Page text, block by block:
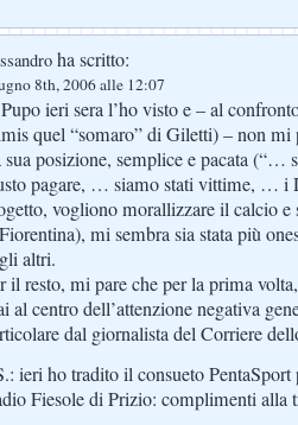
ha scritto:
8th, 2006 alle 12:07
ieri sera l’ho visto e – al
quel “somaro” di Giletti) – non mi
posizione, semplice e pacata (“…
pagare, … siamo stati vittime, … i
vogliono morallizzare il calcio e
mi sembra sia stata più
altri.
il resto, mi pare che per la prima
al centro dell’attenzione negativa
dal giornalista del Corriere
ieri ho tradito il consueto PentaSport
Fiesole di Prizio: complimenti alla